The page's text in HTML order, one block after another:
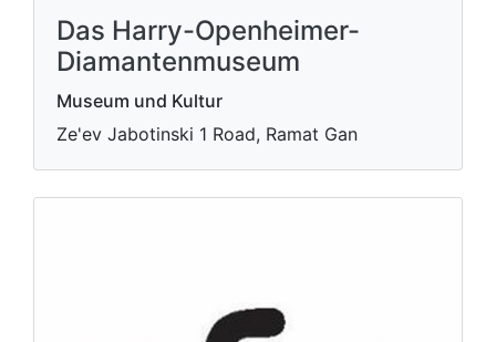
Das Harry-Openheimer-
Diamantenmuseum
Museum und Kultur
Ze'ev Jabotinski 1 Road, Ramat Gan